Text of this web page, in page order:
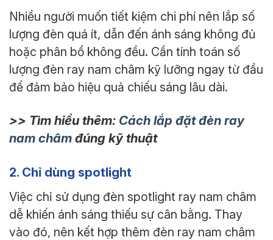
Nhiều người muốn tiết kiệm chi phí nên lắp số
lượng đèn quá ít, dẫn đến ánh sáng không đủ
hoặc phân bổ không đều. Cần tính toán số
lượng đèn ray nam châm kỹ lưỡng ngay từ đầu
để đảm bảo hiệu quả chiếu sáng lâu dài.
>> Tìm hiểu thêm: Cách lắp đặt đèn ray
nam châm đúng kỹ thuật
2. Chỉ dùng spotlight
Việc chỉ sử dụng đèn spotlight ray nam châm
dễ khiến ánh sáng thiếu sự cân bằng. Thay
vào đó, nên kết hợp thêm đèn ray nam châm